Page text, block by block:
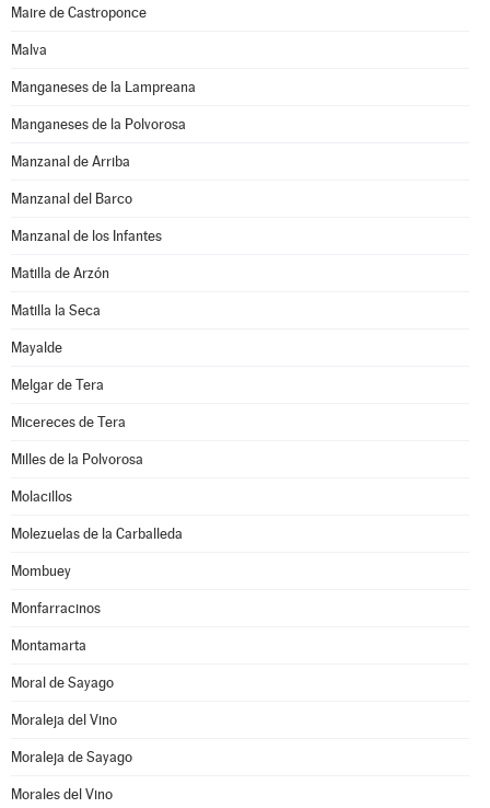
Maire de Castroponce
Malva
Manganeses de la Lampreana
Manganeses de la Polvorosa
Manzanal de Arriba
Manzanal del Barco
Manzanal de los Infantes
Matilla de Arzón
Matilla la Seca
Mayalde
Melgar de Tera
Micereces de Tera
Milles de la Polvorosa
Molacillos
Molezuelas de la Carballeda
Mombuey
Monfarracinos
Montamarta
Moral de Sayago
Moraleja del Vino
Moraleja de Sayago
Morales del Vino